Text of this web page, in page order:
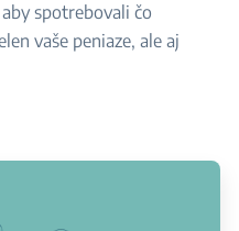
spotrebovali čo
vaše peniaze, ale aj